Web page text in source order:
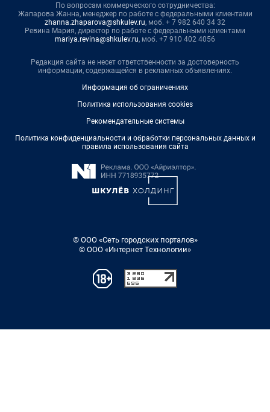
По вопросам коммерческого сотрудничества:
Жапарова Жанна, менеджер по работе с федеральными клиентами
zhanna.zhaparova@shkulev.ru, моб. + 7 982 640 34 32
Ревина Мария, директор по работе с федеральными клиентами
mariya.revina@shkulev.ru, моб. +7 910 402 4056
Редакция сайта не несет ответственности за достоверность
информации, содержащейся в рекламных объявлениях.
Информация об ограничениях
Политика использования cookies
Рекомендательные системы
Политика конфиденциальности и обработки персональных данных и
правила использования сайта
© ООО «Сеть городских порталов»
© ООО «Интернет Технологии»